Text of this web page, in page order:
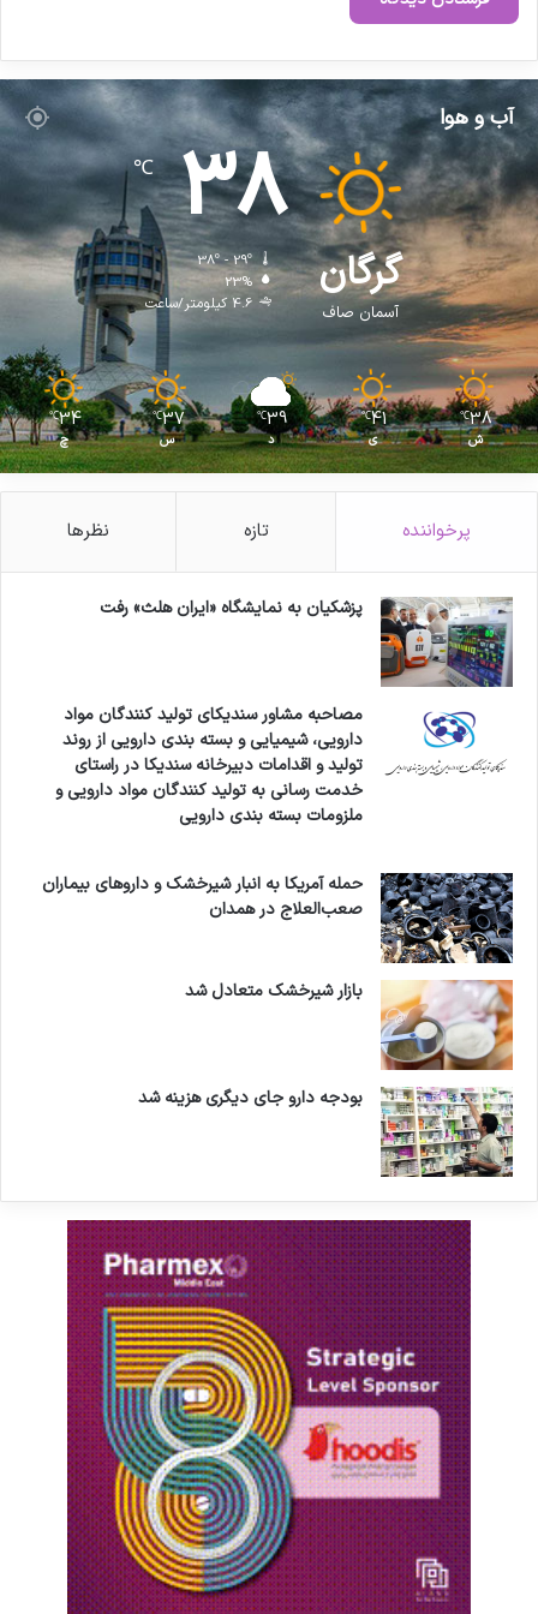
ا
ی
پ
ی
ا
ب
ا
ع
ظ
م
(
ص
)
ب
ن
د
س
آب و هوا
گرگان
آسمان صاف
38
℃
38º - 29º
23%
4.6 کیلومتر/ساعت
38
℃
ش
41
℃
ی
39
℃
د
37
℃
س
34
℃
چ
پرخواننده تازه نظرها
پزشکیان به نمایشگاه «ایران هلث» رفت
مصاحبه مشاور سندیکای تولید کنندگان مواد
دارویی، شیمیایی و بسته بندی دارویی از روند
تولید و اقدامات دبیرخانه سندیکا در راستای
خدمت رسانی به تولید کنندگان مواد دارویی و
ملزومات بسته بندی دارویی
حمله آمریکا به انبار شیرخشک و داروهای بیماران
صعب‌العلاج در همدان
بازار شیرخشک متعادل شد
بودجه دارو جای دیگری هزینه شد